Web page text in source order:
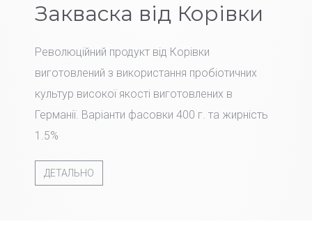
Закваска від Корівки
Революційний продукт від Корівки
виготовлений з використання пробіотичних
культур високої якості виготовлених в
Германії. Варіанти фасовки 400 г. та жирність
1.5%
ДЕТАЛЬНО